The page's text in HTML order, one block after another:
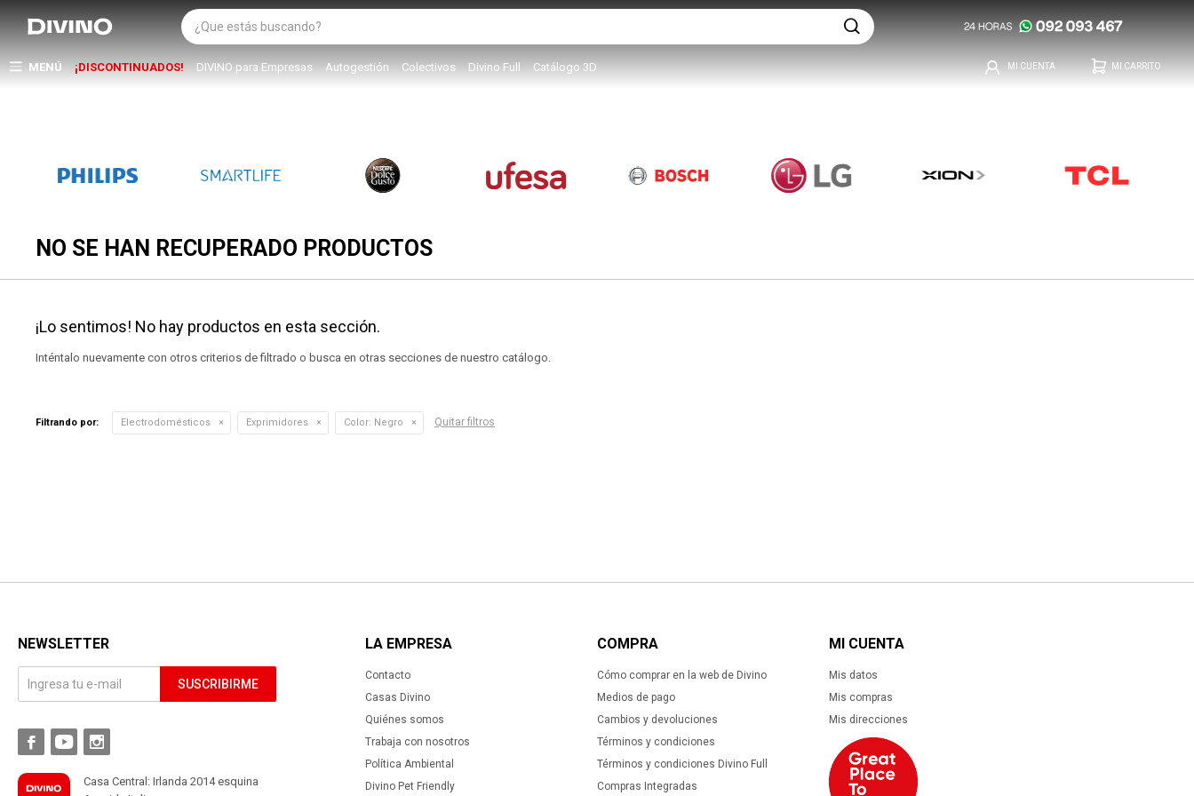
MENÚ ¡DISCONTINUADOS! DIVINO para Empresas Autogestión Colectivos Divino Full Catálogo 3D
NO SE HAN RECUPERADO PRODUCTOS
¡Lo sentimos! No hay productos en esta sección.
Inténtalo nuevamente con otros criterios de filtrado o busca en otras secciones de nuestro catálogo.
Filtrando por: Electrodomésticos Exprimidores Color: Negro Quitar filtros
LA EMPRESA
Contacto
Casas Divino
Quiénes somos
Trabaja con nosotros
Política Ambiental
Divino Pet Friendly
COMPRA
Cómo comprar en la web de Divino
Medios de pago
Cambios y devoluciones
Términos y condiciones
Términos y condiciones Divino Full
Compras Integradas
MI CUENTA
Mis datos
Mis compras
Mis direcciones
NEWSLETTER
SUSCRIBIRME
  
Casa Central: Irlanda 2014 esquina